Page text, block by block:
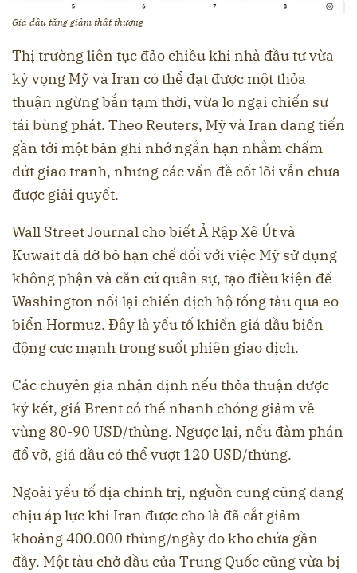
Giá dầu tăng giảm thất thường
Thị trường liên tục đảo chiều khi nhà đầu tư vừa
kỳ vọng Mỹ và Iran có thể đạt được một thỏa
thuận ngừng bắn tạm thời, vừa lo ngại chiến sự
tái bùng phát. Theo Reuters, Mỹ và Iran đang tiến
gần tới một bản ghi nhớ ngắn hạn nhằm chấm
dứt giao tranh, nhưng các vấn đề cốt lõi vẫn chưa
được giải quyết.
Wall Street Journal cho biết Ả Rập Xê Út và
Kuwait đã dỡ bỏ hạn chế đối với việc Mỹ sử dụng
không phận và căn cứ quân sự, tạo điều kiện để
Washington nối lại chiến dịch hộ tống tàu qua eo
biển Hormuz. Đây là yếu tố khiến giá dầu biến
động cực mạnh trong suốt phiên giao dịch.
Các chuyên gia nhận định nếu thỏa thuận được
ký kết, giá Brent có thể nhanh chóng giảm về
vùng 80-90 USD/thùng. Ngược lại, nếu đàm phán
đổ vỡ, giá dầu có thể vượt 120 USD/thùng.
Ngoài yếu tố địa chính trị, nguồn cung cũng đang
chịu áp lực khi Iran được cho là đã cắt giảm
khoảng 400.000 thùng/ngày do kho chứa gần
đầy. Một tàu chở dầu của Trung Quốc cũng vừa bị